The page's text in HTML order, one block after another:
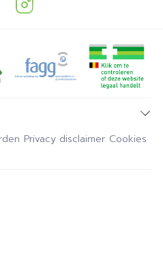
Privacy disclaimer Cookies